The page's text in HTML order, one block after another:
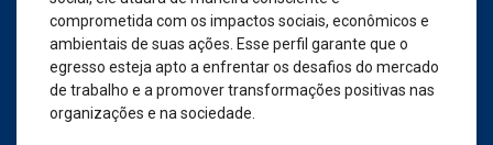
comprometida com os impactos sociais, econômicos e
ambientais de suas ações. Esse perfil garante que o
egresso esteja apto a enfrentar os desafios do mercado
de trabalho e a promover transformações positivas nas
organizações e na sociedade.